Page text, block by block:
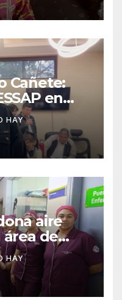
Cañete:
en
HAY
aire
de
de
HAY